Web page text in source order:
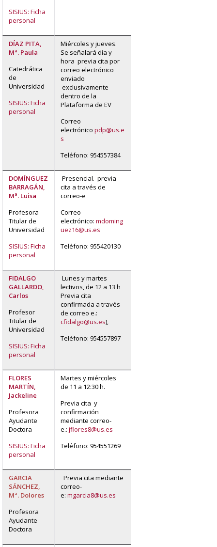
SISIUS: Ficha
personal
DÍAZ PITA,
Mª. Paula
Catedrática
de
Universidad
SISIUS: Ficha
personal
Miércoles y jueves.
Se señalará día y
hora previa cita por
correo electrónico
enviado
exclusivamente
dentro de la
Plataforma de EV
Correo
electrónico pdp@us.e
s
Teléfono: 954557384
DOMÍNGUEZ
BARRAGÁN,
Mª. Luisa
Profesora
Titular de
Universidad
SISIUS: Ficha
personal
Presencial. previa
cita a través de
correo-e
Correo
electrónico: mdoming
uez16@us.es
Teléfono: 955420130
FIDALGO
GALLARDO,
Carlos
Profesor
Titular de
Universidad
SISIUS: Ficha
personal
Lunes y martes
lectivos, de 12 a 13 h
Previa cita
confirmada a través
de correo e.:
cfidalgo@us.es),
Teléfono: 954557897
FLORES
MARTÍN,
Jackeline
Profesora
Ayudante
Doctora
SISIUS: Ficha
personal
Martes y miércoles
de 11 a 12:30 h.
Previa cita y
confirmación
mediante correo-
e.: jflores8@us.es
Teléfono: 954551269
GARCIA
SÁNCHEZ,
Mª. Dolores
Profesora
Ayudante
Doctora
Previa cita mediante
correo-
e: mgarcia8@us.es